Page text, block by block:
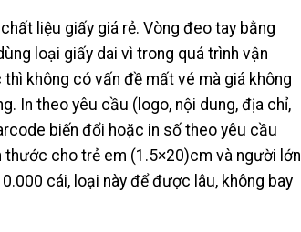
liệu giấy giá rẻ. Vòng đeo tay bằng
loại giấy dai vì trong quá trình vận
không có vấn đề mất vé mà giá không
In theo yêu cầu (logo, nội dung, địa chỉ,
biến đổi hoặc in số theo yêu cầu
thước cho trẻ em (1.5×20)cm và người lớn
cái, loại này để được lâu, không bay